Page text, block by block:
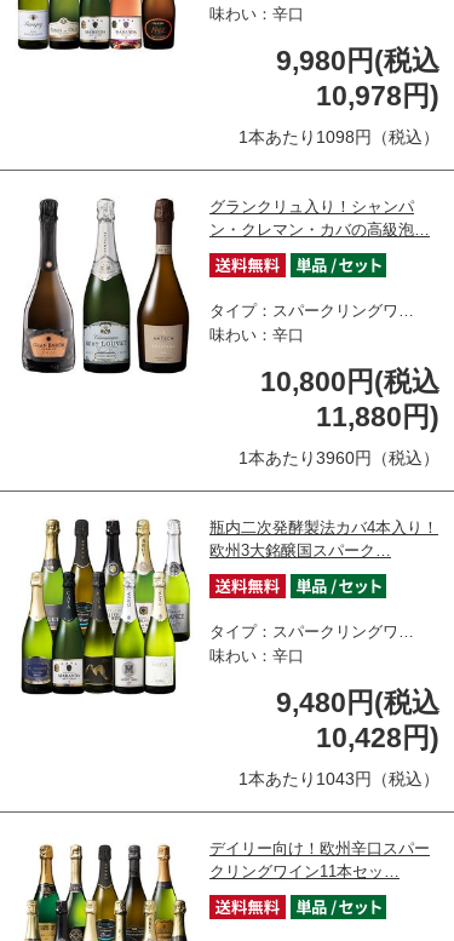
味わい：辛口
9,980円(税込
10,978円)
1本あたり1098円（税込）
グランクリュ入り！シャンパ
ン・クレマン・カバの高級泡…
タイプ：スパークリングワ…
味わい：辛口
10,800円(税込
11,880円)
1本あたり3960円（税込）
瓶内二次発酵製法カバ4本入り！
欧州3大銘醸国スパーク…
タイプ：スパークリングワ…
味わい：辛口
9,480円(税込
10,428円)
1本あたり1043円（税込）
デイリー向け！欧州辛口スパー
クリングワイン11本セッ…